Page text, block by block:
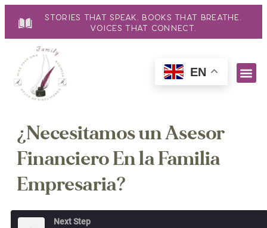
Stories That Speak. Books That Breathe.
Voices That Connect.
EN
¿Necesitamos un Asesor
Financiero En la Familia
Empresaria?
Next Step